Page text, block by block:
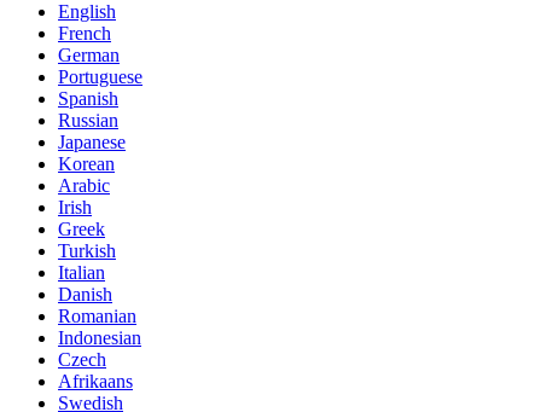
English
French
German
Portuguese
Spanish
Russian
Japanese
Korean
Arabic
Irish
Greek
Turkish
Italian
Danish
Romanian
Indonesian
Czech
Afrikaans
Swedish